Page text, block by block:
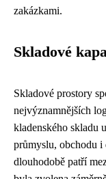
zakázkami.
Skladové
Skladové prostory
nejvýznamnějších
kladenského skladu
průmyslu, obchodu i
dlouhodobě patří